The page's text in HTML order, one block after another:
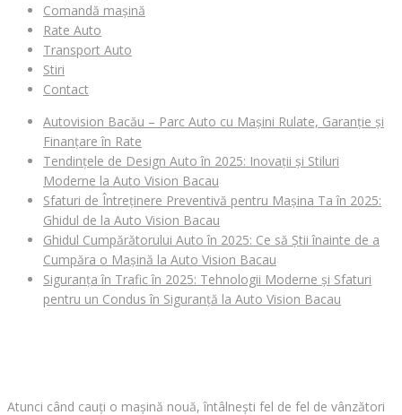
Comandă mașină
Rate Auto
Transport Auto
Stiri
Contact
Autovision Bacău – Parc Auto cu Mașini Rulate, Garanție și
Finanțare în Rate
Tendințele de Design Auto în 2025: Inovații și Stiluri
Moderne la Auto Vision Bacau
Sfaturi de Întreținere Preventivă pentru Mașina Ta în 2025:
Ghidul de la Auto Vision Bacau
Ghidul Cumpărătorului Auto în 2025: Ce să Știi înainte de a
Cumpăra o Mașină la Auto Vision Bacau
Siguranța în Trafic în 2025: Tehnologii Moderne și Sfaturi
pentru un Condus în Siguranță la Auto Vision Bacau
Atunci când cauți o mașină nouă, întâlnești fel de fel de vânzători